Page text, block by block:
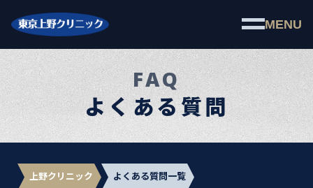
MENU
FAQ
よくある質問
上野クリニック よくある質問一覧